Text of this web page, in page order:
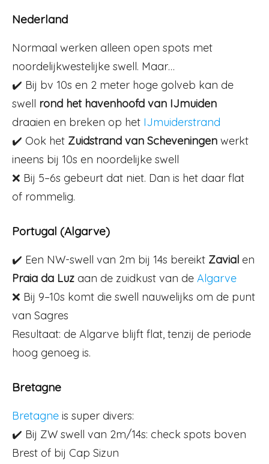
Nederland
Normaal werken alleen open spots met
noordelijkwestelijke swell. Maar…
✔️ Bij bv 10s en 2 meter hoge golveb kan de
swell rond het havenhoofd van IJmuiden
draaien en breken op het IJmuiderstrand
✔️ Ook het Zuidstrand van Scheveningen werkt
ineens bij 10s en noordelijke swell
❌ Bij 5–6s gebeurt dat niet. Dan is het daar flat
of rommelig.
Portugal (Algarve)
✔️ Een NW-swell van 2m bij 14s bereikt Zavial en
Praia da Luz aan de zuidkust van de Algarve
❌ Bij 9–10s komt die swell nauwelijks om de punt
van Sagres
Resultaat: de Algarve blijft flat, tenzij de periode
hoog genoeg is.
Bretagne
Bretagne is super divers:
✔️ Bij ZW swell van 2m/14s: check spots boven
Brest of bij Cap Sizun